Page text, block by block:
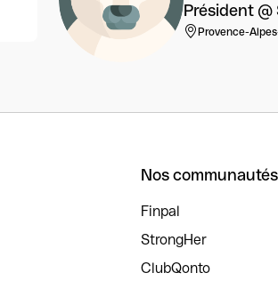
Président @
Provence-
Nos communautés
Finpal
StrongHer
ClubQonto